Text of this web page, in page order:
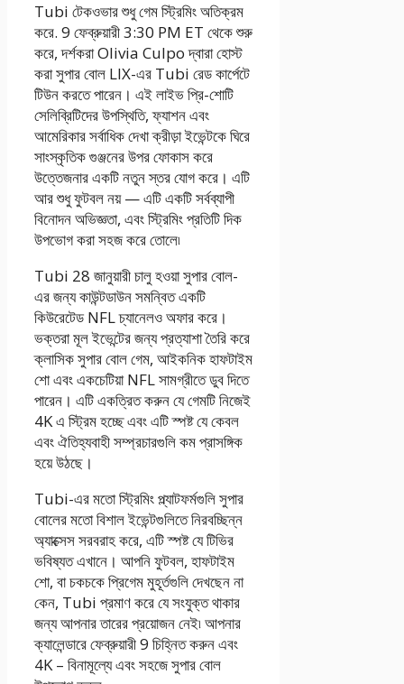
Tubi টেকওভার শুধু গেম স্ট্রিমিং অতিক্রম
করে. 9 ফেব্রুয়ারী 3:30 PM ET থেকে শুরু
করে, দর্শকরা Olivia Culpo দ্বারা হোস্ট
করা সুপার বোল LIX-এর Tubi রেড কার্পেটে
টিউন করতে পারেন। এই লাইভ প্রি-শোটি
সেলিব্রিটিদের উপস্থিতি, ফ্যাশন এবং
আমেরিকার সর্বাধিক দেখা ক্রীড়া ইভেন্টকে ঘিরে
সাংস্কৃতিক গুঞ্জনের উপর ফোকাস করে
উত্তেজনার একটি নতুন স্তর যোগ করে। এটি
আর শুধু ফুটবল নয় — এটি একটি সর্বব্যাপী
বিনোদন অভিজ্ঞতা, এবং স্ট্রিমিং প্রতিটি দিক
উপভোগ করা সহজ করে তোলে৷
Tubi 28 জানুয়ারী চালু হওয়া সুপার বোল-
এর জন্য কাউন্টডাউন সমন্বিত একটি
কিউরেটেড NFL চ্যানেলও অফার করে।
ভক্তরা মূল ইভেন্টের জন্য প্রত্যাশা তৈরি করে
ক্লাসিক সুপার বোল গেম, আইকনিক হাফটাইম
শো এবং একচেটিয়া NFL সামগ্রীতে ডুব দিতে
পারেন। এটি একত্রিত করুন যে গেমটি নিজেই
4K এ স্ট্রিম হচ্ছে এবং এটি স্পষ্ট যে কেবল
এবং ঐতিহ্যবাহী সম্প্রচারগুলি কম প্রাসঙ্গিক
হয়ে উঠছে।
Tubi-এর মতো স্ট্রিমিং প্ল্যাটফর্মগুলি সুপার
বোলের মতো বিশাল ইভেন্টগুলিতে নিরবচ্ছিন্ন
অ্যাক্সেস সরবরাহ করে, এটি স্পষ্ট যে টিভির
ভবিষ্যত এখানে। আপনি ফুটবল, হাফটাইম
শো, বা চকচকে প্রিগেম মুহূর্তগুলি দেখছেন না
কেন, Tubi প্রমাণ করে যে সংযুক্ত থাকার
জন্য আপনার তারের প্রয়োজন নেই৷ আপনার
ক্যালেন্ডারে ফেব্রুয়ারী 9 চিহ্নিত করুন এবং
4K – বিনামূল্যে এবং সহজে সুপার বোল